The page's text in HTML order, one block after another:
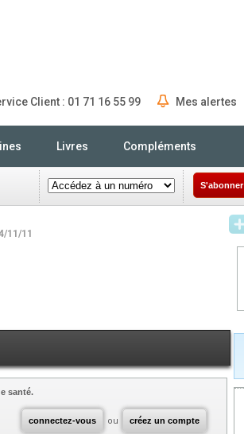
Client : 01 71 16 55 99 Mes alertes
Livres Compléments
S'abonner
11/11
connectez-vous ou créez un compte
santé.